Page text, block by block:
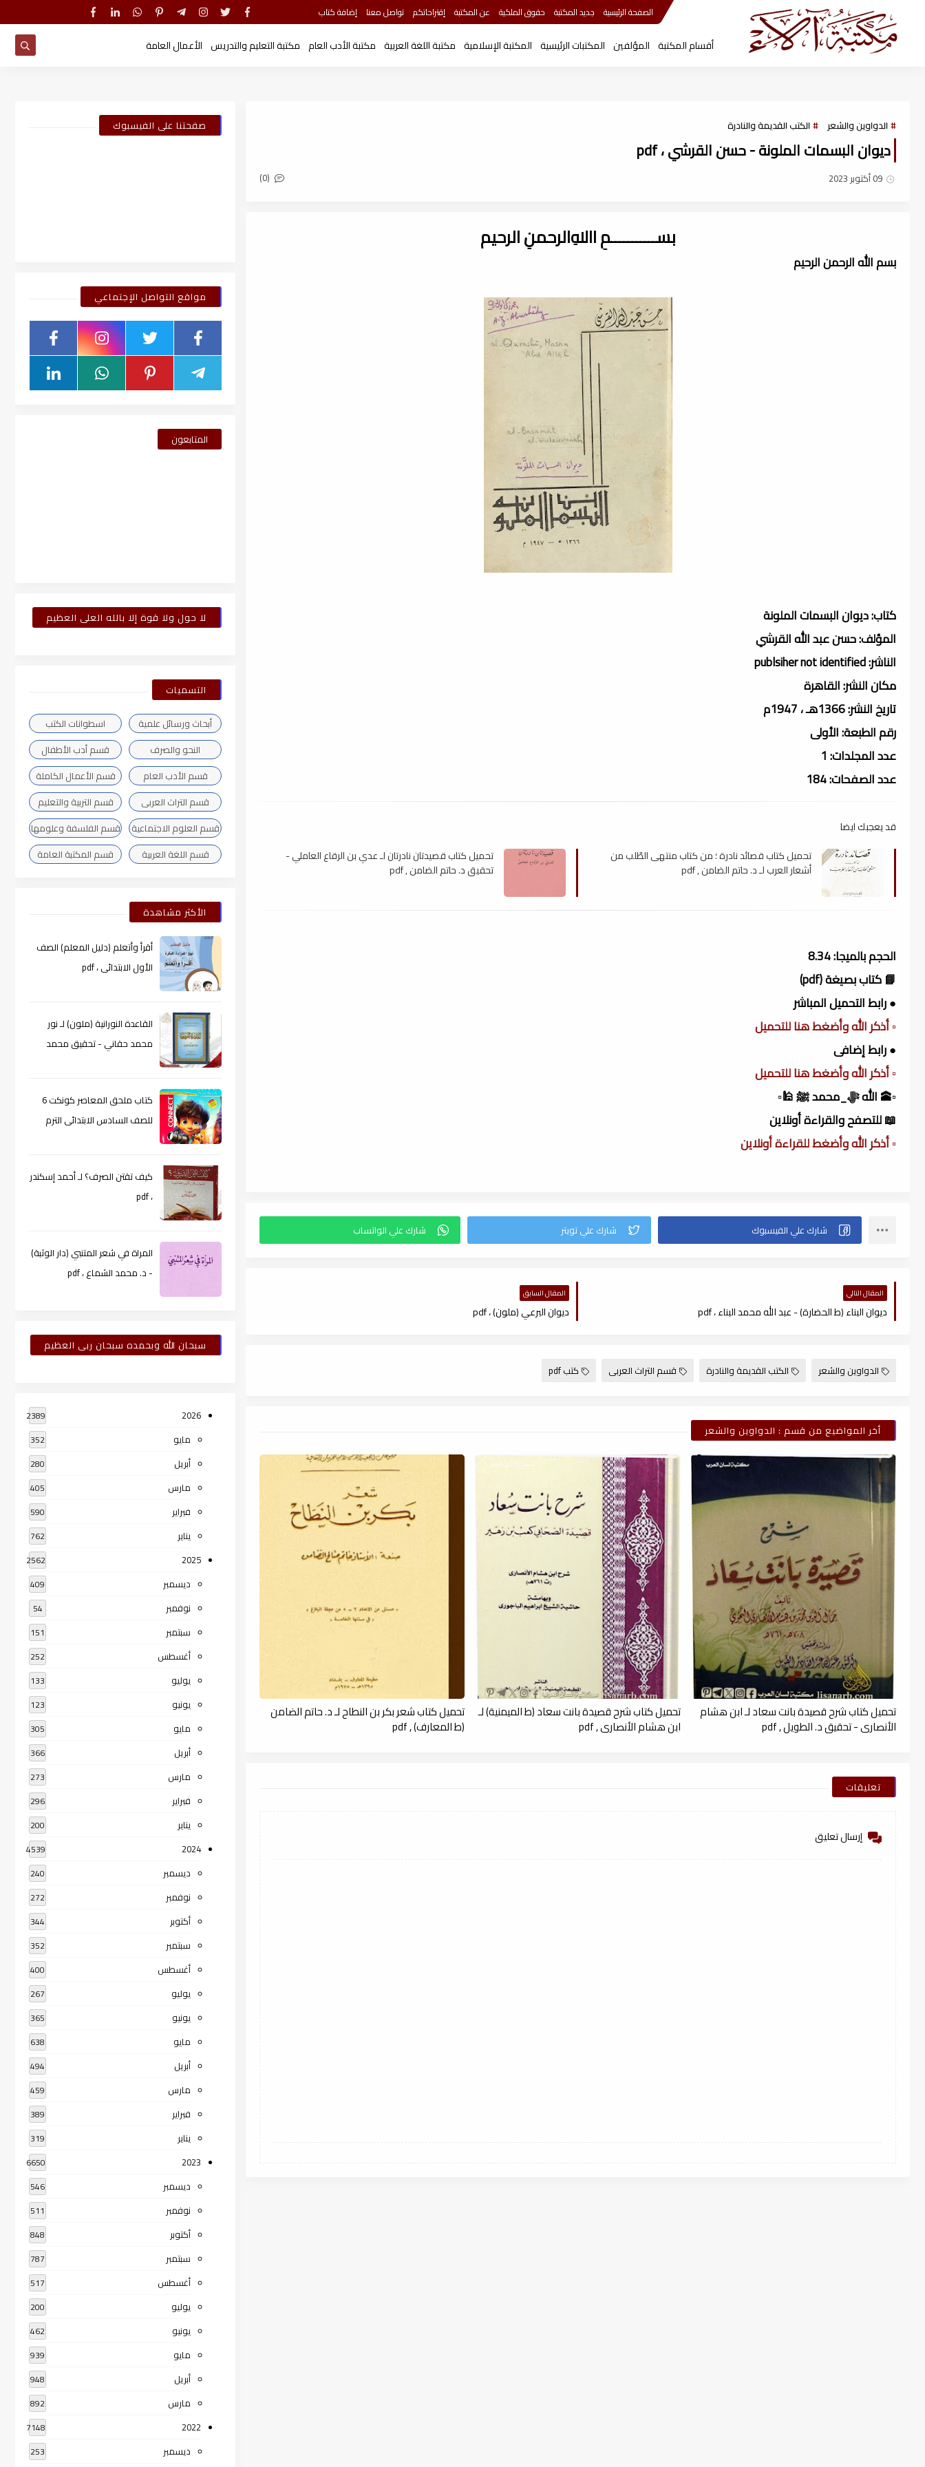
الصفحة الرئيسية جديد المكتبة حقوق الملكية عن المكتبة إقتراحاتكم تواصل معنا إضافة كتاب
أقسام المكتبة المؤلفين المكتبات الرئيسية المكتبة الإسلامية مكتبة اللغة العربية مكتبة الأدب العام مكتبة التعليم والتدريس الأعمال العامة
الدواوين والشعر الكتب القديمة والنادرة
ديوان البسمات الملونة - حسن القرشي ، pdf
09 أكتوبر 2023 (0)
بســـــــــــمِ اﷲِالرحمنِ الرحيم
بسم الله الرحمن الرحيم
كتاب: ديوان البسمات الملونة
المؤلف: حسن عبد الله القرشي
الناشر: publsiher not identified
مكان النشر: القاهرة
تاريخ النشر: 1366هـ ، 1947م
رقم الطبعة: الأولى
عدد المجلدات: 1
عدد الصفحات: 184
قد يعجبك ايضا
تحميل كتاب قصائد نادرة ؛ من كتاب منتهى الطّلب من
أشعار العرب لـ د. حاتم الضامن , pdf
تحميل كتاب قصيدتان نادرتان لـ عدي بن الرقاع العاملي -
تحقيق د. حاتم الضامن , pdf
الحجم بالميجا: 8.34
📘 كتاب بصيغة (pdf)
● رابط التحميل المباشر
▫️ أذكر الله وأضغط هنا للتحميل
● رابط إضافى
▫️ أذكر الله وأضغط هنا للتحميل
▫️🕋 الله ﷻ_محمد ﷺ 🕌▫️
📖 للتصفح والقراءة أونلاين
▫️ أذكر الله وأضغط للقراءة أونلاين
المقال التالي
ديوان البناء (ط الحضارة) - عبد الله محمد البناء ، pdf
المقال السابق
ديوان البرعي (ملون) ، pdf
الدواوين والشعر الكتب القديمة والنادرة قسم التراث العربى كتب pdf
أخر المواضيع من قسم : الدواوين والشعر
تحميل كتاب شرح قصيدة بانت سعاد لـ ابن هشام
الأنصاري - تحقيق د. الطويل , pdf
تحميل كتاب شرح قصيدة بانت سعاد (ط الميمنية) لـ
ابن هشام الأنصاري , pdf
تحميل كتاب شعر بكر بن النطاح لـ د. حاتم الضامن
(ط المعارف) , pdf
تعليقات
إرسال تعليق
صفحتنا على الفيسبوك
مواقع التواصل الإجتماعي
المتابعون
لا حول ولا قوة إلا بالله العلى العظيم
التسميات
أبحاث ورسائل علمية
اسطوانات الكتب
النحو والصرف
قسم أدب الأطفال
قسم الأدب العام
قسم الأعمال الكاملة
قسم التراث العربى
قسم التربية والتعليم
قسم العلوم الاجتماعية
قسم الفلسفة وعلومها
قسم اللغة العربية
قسم المكتبة العامة
الأكثر مشاهدة
أقرأ وأتعلم (دليل المعلم) الصف
الأول الابتدائى ، pdf
القاعدة النورانية (ملون) لـ نور
محمد حقاني - تحقيق محمد
كتاب ملحق المعاصر كونكت 6
للصف السادس الابتدائى الترم
كيف تقتن الصرف؟ لـ أحمد إسكندر
، pdf
المراة في شعر المتنبي (دار الوثبة)
- د. محمد الشماع ، pdf
سبحان الله وبحمده سبحان ربى العظيم
2026
2389
مايو 352
أبريل 280
مارس 405
فبراير 590
يناير 762
2025
2562
ديسمبر 409
نوفمبر 54
سبتمبر 151
أغسطس 252
يوليو 133
يونيو 123
مايو 305
أبريل 366
مارس 273
فبراير 296
يناير 200
2024
4539
ديسمبر 240
نوفمبر 272
أكتوبر 344
سبتمبر 352
أغسطس 400
يوليو 267
يونيو 365
مايو 638
أبريل 494
مارس 459
فبراير 389
يناير 319
2023
6650
ديسمبر 546
نوفمبر 511
أكتوبر 848
سبتمبر 787
أغسطس 517
يوليو 200
يونيو 462
مايو 939
أبريل 948
مارس 892
2022
7148
ديسمبر 253